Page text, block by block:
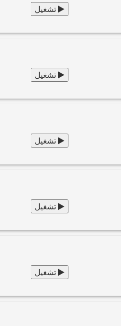
تشغيل
تشغيل
تشغيل
تشغيل
تشغيل